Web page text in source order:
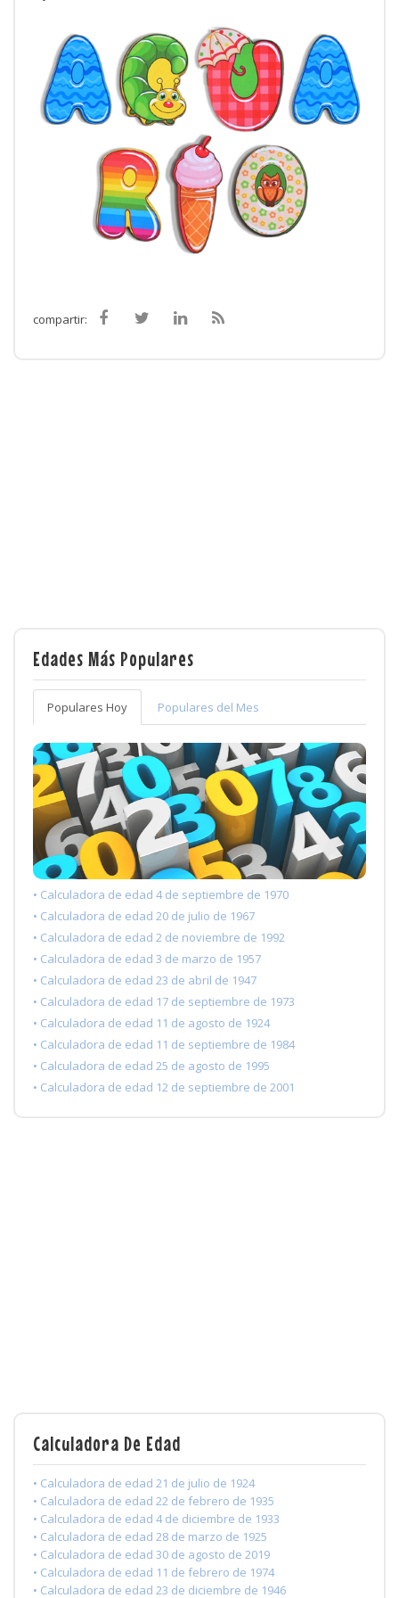
compartir:
Edades Más Populares
Populares Hoy Populares del Mes
• Calculadora de edad 4 de septiembre de 1970
• Calculadora de edad 20 de julio de 1967
• Calculadora de edad 2 de noviembre de 1992
• Calculadora de edad 3 de marzo de 1957
• Calculadora de edad 23 de abril de 1947
• Calculadora de edad 17 de septiembre de 1973
• Calculadora de edad 11 de agosto de 1924
• Calculadora de edad 11 de septiembre de 1984
• Calculadora de edad 25 de agosto de 1995
• Calculadora de edad 12 de septiembre de 2001
Calculadora De Edad
• Calculadora de edad 21 de julio de 1924
• Calculadora de edad 22 de febrero de 1935
• Calculadora de edad 4 de diciembre de 1933
• Calculadora de edad 28 de marzo de 1925
• Calculadora de edad 30 de agosto de 2019
• Calculadora de edad 11 de febrero de 1974
• Calculadora de edad 23 de diciembre de 1946